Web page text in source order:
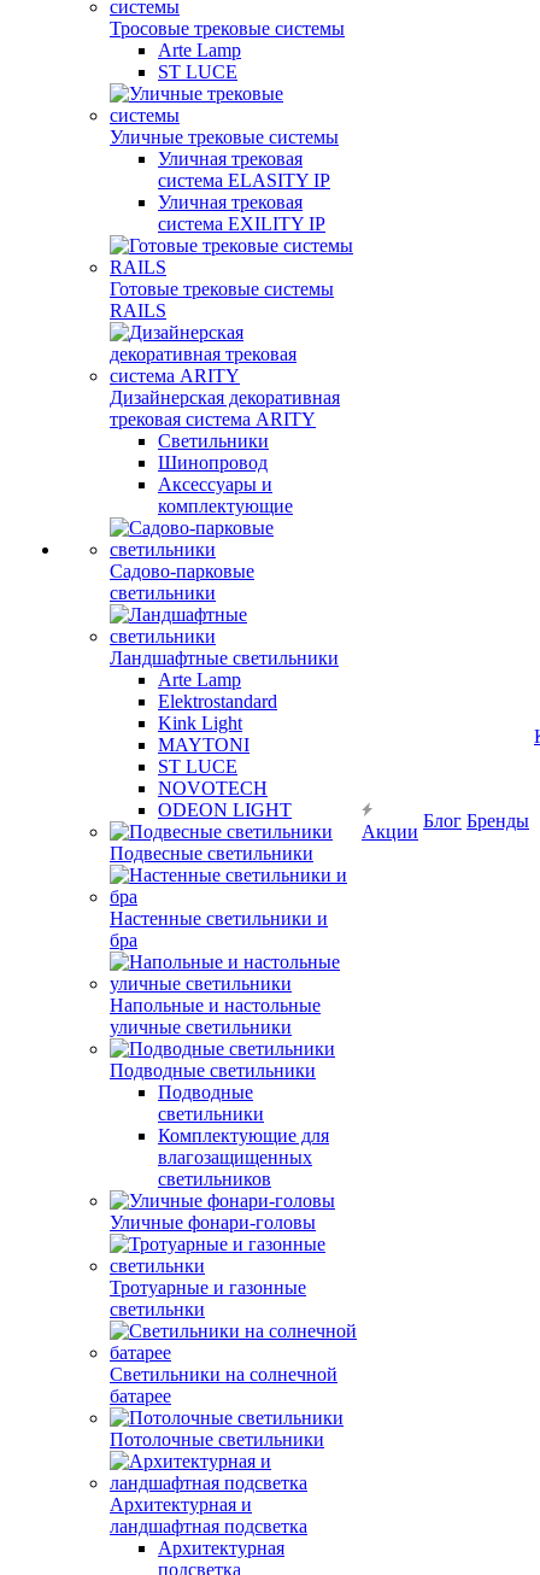
Тросовые трековые системы
Arte Lamp
ST LUCE
Уличные трековые системы
Уличная трековая
система ELASITY IP
Уличная трековая
система EXILITY IP
Готовые трековые системы
RAILS
Дизайнерская декоративная
трековая система ARITY
Светильники
Шинопровод
Аксессуары и
комплектующие
Садово-парковые
светильники
Ландшафтные светильники
Arte Lamp
Elektrostandard
Kink Light
MAYTONI
ST LUCE
NOVOTECH
ODEON LIGHT
Подвесные светильники
Настенные светильники и
бра
Напольные и настольные
уличные светильники
Подводные светильники
Подводные
светильники
Комплектующие для
влагозащищенных
светильников
Уличные фонари-головы
Тротуарные и газонные
светильнки
Светильники на солнечной
батарее
Потолочные светильники
Архитектурная и
ландшафтная подсветка
Архитектурная
подсветка
Акции
Блог Бренды